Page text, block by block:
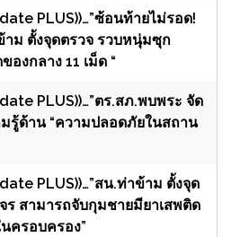
PLUS))…”ซ้อนท้ายไม่รอด!
าม ตั้งจุดตรวจ รวบหนุ่มซุก
องกลาง 11 เม็ด “
PLUS))…”ตร.สภ.พบพระ จัด
รู้ด้าน “ความปลอดภัยในสถาน
PLUS))…”สน.ท่าข้าม ตั้งจุด
ร สามารถจับกุมชายมียาเสพติด
ครอบครอง”